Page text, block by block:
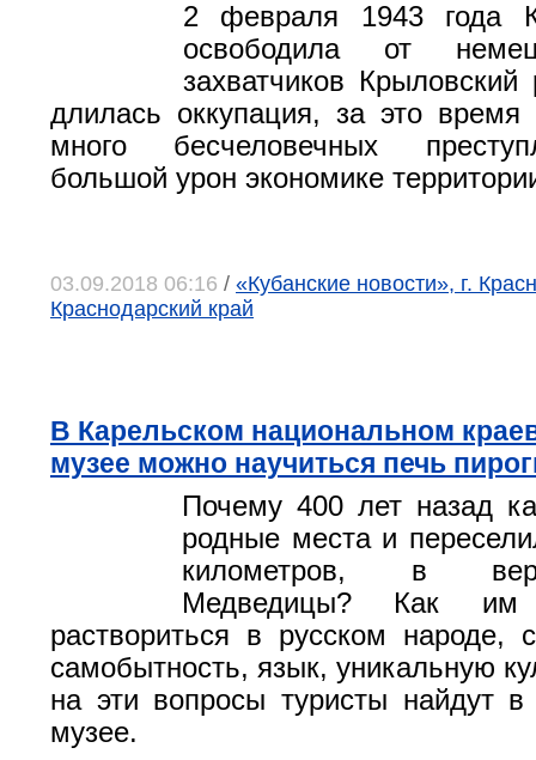
2 февраля 1943 года
освободила от
захватчиков Крыловский
длилась оккупация, за это время
много бесчеловечных
большой урон экономике
03.09.2018 06:16 / «Кубанские новости», г.
Краснодарский край
В Карельском национальном
музее можно научиться печь
Почему 400 лет назад
родные места и
километров, в
Медведицы? Как
раствориться в русском народе,
самобытность, язык, уникальную
на эти вопросы туристы найдут в
музее.